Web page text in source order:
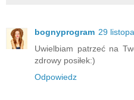
bognyprogram 29
Uwielbiam patrzeć na
zdrowy posiłek:)
Odpowiedz